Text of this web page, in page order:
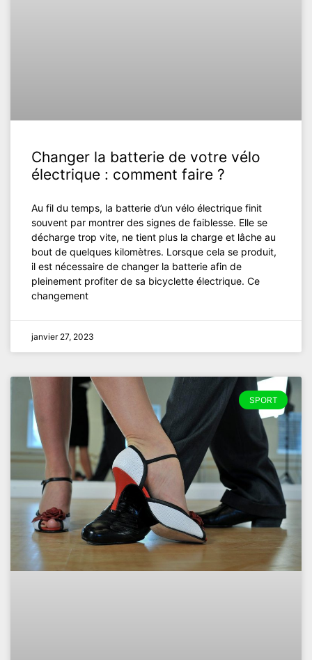
Changer la batterie de votre vélo
électrique : comment faire ?
Au fil du temps, la batterie d’un vélo électrique finit
souvent par montrer des signes de faiblesse. Elle se
décharge trop vite, ne tient plus la charge et lâche au
bout de quelques kilomètres. Lorsque cela se produit,
il est nécessaire de changer la batterie afin de
pleinement profiter de sa bicyclette électrique. Ce
changement
janvier 27, 2023
SPORT